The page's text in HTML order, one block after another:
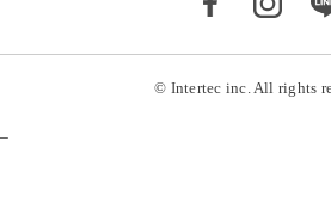
© Intertec inc. All rights